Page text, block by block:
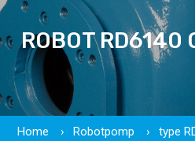
ROBOT RD6140
Home Robotpomp type